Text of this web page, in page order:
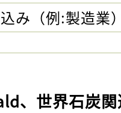
み（例:製造業
、世界石炭